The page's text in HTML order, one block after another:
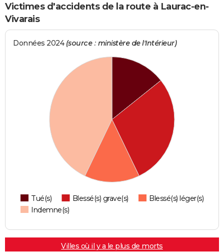
Victimes d'accidents de la route à Laurac-en-
Vivarais
Données 2024 (source : ministère de l'Intérieur)
Tué(s) Blessé(s) grave(s)
Blessé(s) léger(s)
Indemne(s)
Villes où il y a le plus de morts